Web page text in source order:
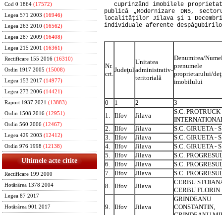
Cod 0 1864 (17572)
Legea 571 2003 (16946)
Legea 263 2010 (16562)
Legea 287 2009 (16408)
Legea 215 2001 (16361)
Rectificare 155 2016 (16310)
Ordin 1917 2005 (15008)
Legea 153 2017 (14977)
Legea 273 2006 (14421)
Raport 1937 2021 (13883)
Ordin 1508 2016 (12951)
Ordin 560 2006 (12467)
Legea 429 2003 (12412)
Ordin 976 1998 (12138)
Ultimele acte citite
Rectificare 199 2000
Hotărârea 1378 2004
Legea 87 2017
Hotărârea 901 2017
cuprinzând imobilele
publică „Modernizare DN5,
localităţilor Jilava şi 1
individuale aferente
Nr.
crt.
Judeţul
Unitatea
administrativ-
teritorială
Denumirea/
prenumele
proprietarului/
imobilului
0 1 2
3
1.
Ilfov Jilava
S.C. PROTRUCK
2.
Ilfov Jilava
S.C. GIRUETA -
3.
Ilfov Jilava
S.C. GIRUETA -
4.
Ilfov Jilava
S.C. GIRUETA -
5.
Ilfov Jilava
S.C.
6.
Ilfov Jilava
S.C.
7.
Ilfov Jilava
S.C.
8.
Ilfov Jilava
CERBU
CERBU FLORIN
9. Ilfov Jilava
GRINDEANU
CONSTANTIN,